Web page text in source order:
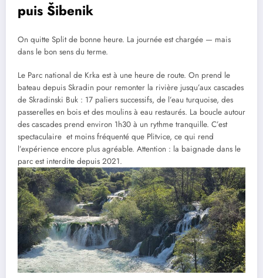
puis Šibenik
On quitte Split de bonne heure. La journée est chargée — mais
dans le bon sens du terme.
Le Parc national de Krka est à une heure de route. On prend le
bateau depuis Skradin pour remonter la rivière jusqu’aux cascades
de Skradinski Buk : 17 paliers successifs, de l’eau turquoise, des
passerelles en bois et des moulins à eau restaurés. La boucle autour
des cascades prend environ 1h30 à un rythme tranquille. C’est
spectaculaire et moins fréquenté que Plitvice, ce qui rend
l’expérience encore plus agréable. Attention : la baignade dans le
parc est interdite depuis 2021.